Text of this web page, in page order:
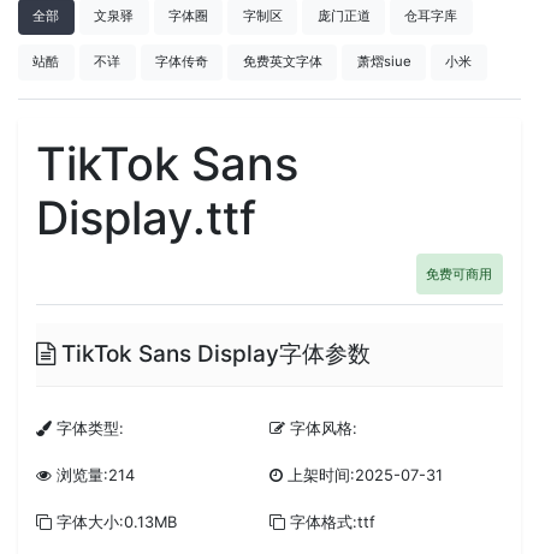
全部 文泉驿 字体圈 字制区 庞门正道 仓耳字库
站酷 不详 字体传奇 免费英文字体 萧熠siue 小米
TikTok Sans
Display.ttf
免费可商用
TikTok Sans Display字体参数
字体类型: 字体风格:
浏览量:214 上架时间:2025-07-31
字体大小:0.13MB 字体格式:ttf